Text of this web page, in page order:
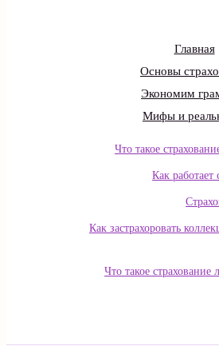
Главная
Основы
Экономим
Мифы и
Что такое
Как работает
Как застрахоровать
Что такое